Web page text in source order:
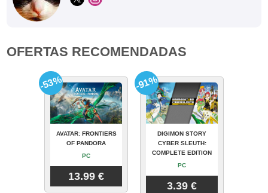
OFERTAS RECOMENDADAS
AVATAR: FRONTIERS
OF PANDORA
PC
13.99 €
-53%
DIGIMON STORY
CYBER SLEUTH:
COMPLETE EDITION
PC
3.39 €
-91%